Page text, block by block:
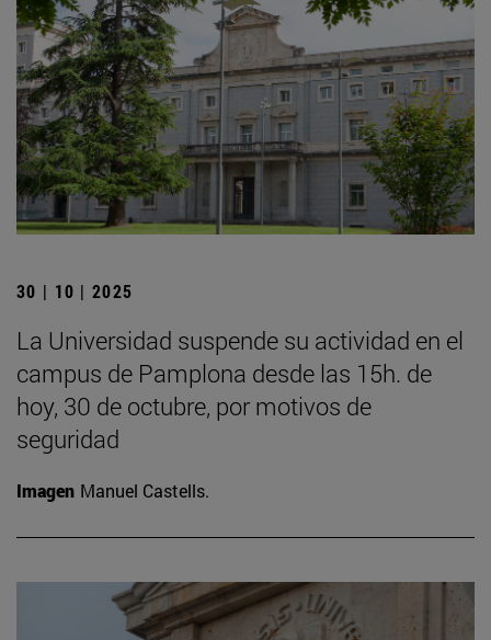
30 | 10 | 2025
La Universidad suspende su actividad en el
campus de Pamplona desde las 15h. de
hoy, 30 de octubre, por motivos de
seguridad
Imagen Manuel Castells.